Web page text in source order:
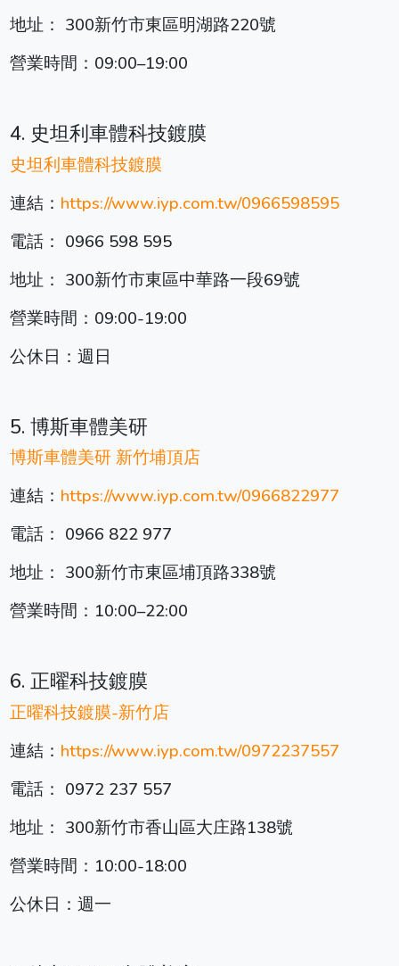
地址： 300新竹市東區明湖路220號
營業時間：09:00–19:00
4. 史坦利車體科技鍍膜
史坦利車體科技鍍膜
連結： https://www.iyp.com.tw/0966598595
電話： 0966 598 595
地址： 300新竹市東區中華路一段69號
營業時間：09:00-19:00
公休日：週日
5. 博斯車體美研
博斯車體美研 新竹埔頂店
連結： https://www.iyp.com.tw/0966822977
電話： 0966 822 977
地址： 300新竹市東區埔頂路338號
營業時間：10:00–22:00
6. 正曜科技鍍膜
正曜科技鍍膜-新竹店
連結： https://www.iyp.com.tw/0972237557
電話： 0972 237 557
地址： 300新竹市香山區大庄路138號
營業時間：10:00-18:00
公休日：週一